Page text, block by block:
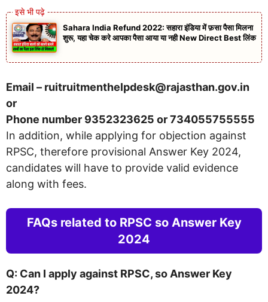
Sahara India Refund 2022: सहारा इंडिया में फ़सा पैसा मिलना
शुरू, यहा चेक करे आपका पैसा आया या नही New Direct Best लिंक
Email – ruitruitmenthelpdesk@rajasthan.gov.in
or
Phone number 9352323625 or 734055755555
In addition, while applying for objection against
RPSC, therefore provisional Answer Key 2024,
candidates will have to provide valid evidence
along with fees.
FAQs related to RPSC so Answer Key
2024
Q: Can I apply against RPSC, so Answer Key
2024?